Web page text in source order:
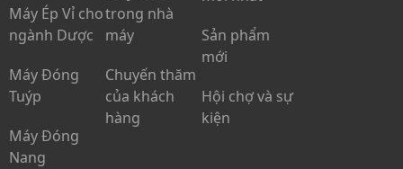
Máy Ép Vỉ cho
ngành Dược
Máy Đóng
Tuýp
Máy Đóng
Nang
trong nhà
máy
Chuyến thăm
của khách
hàng
Sản phẩm
mới
Hội chợ và sự
kiện